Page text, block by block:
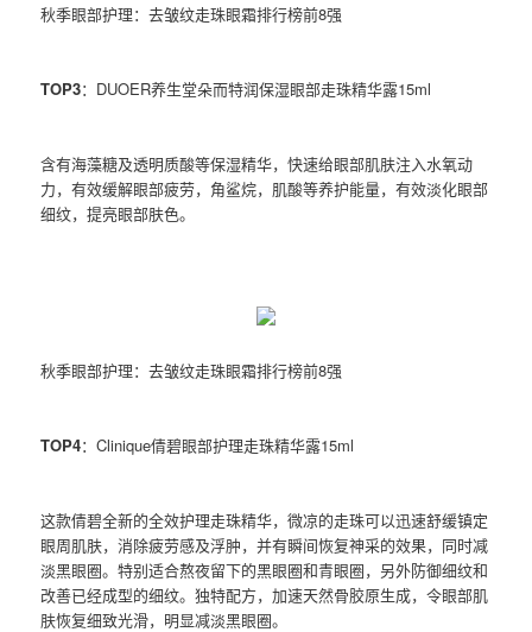
秋季眼部护理：去皱纹走珠眼霜排行榜前8强
TOP3：DUOER养生堂朵而特润保湿眼部走珠精华露15ml
含有海藻糖及透明质酸等保湿精华，快速给眼部肌肤注入水氧动
力，有效缓解眼部疲劳，角鲨烷，肌酸等养护能量，有效淡化眼部
细纹，提亮眼部肤色。
秋季眼部护理：去皱纹走珠眼霜排行榜前8强
TOP4：Clinique倩碧眼部护理走珠精华露15ml
这款倩碧全新的全效护理走珠精华，微凉的走珠可以迅速舒缓镇定
眼周肌肤，消除疲劳感及浮肿，并有瞬间恢复神采的效果，同时减
淡黑眼圈。特别适合熬夜留下的黑眼圈和青眼圈，另外防御细纹和
改善已经成型的细纹。独特配方，加速天然骨胶原生成，令眼部肌
肤恢复细致光滑，明显减淡黑眼圈。